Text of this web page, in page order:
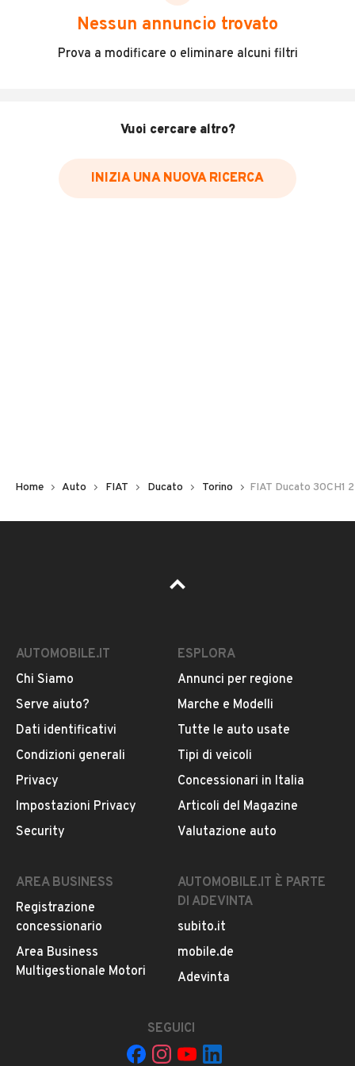
scegliere in modo trasparente e sicuro, come:
Incidenti in cui è stato coinvolto il veicolo
Data e luogo delle revisioni effettuate
Inserisci il numero di targa per verificare la disponibilità
Pubblicità
DESCRIZIONE
Puoi contattarci compilando il form nella pagina oppure
Professional
ALEXANDER PANETTA
telefonando al n° 011-19501720 oppure
MOSTRA NUMERO
oppure scrivendo ad alexander.panetta*torinoauto.it
PREZZO IMPONIBILE ESCLUSO IMPOSTE E VOLTURA
COMPRESA IN CASO DI ADESIONE ALLA NOSTRA
PROMOZIONE DEL MESE!!!!!
LEGGI TUTTO
INFORMAZIONI VEICOLO
Nessun annuncio trovato
Prova a modificare o eliminare alcuni filtri
Vuoi cercare altro?
INIZIA UNA NUOVA RICERCA
Home Auto FIAT Ducato Torino FIAT Ducato 30CH1
AUTOMOBILE.IT
Chi Siamo
Serve aiuto?
Dati identificativi
Condizioni generali
Privacy
Impostazioni Privacy
Security
ESPLORA
Annunci per regione
Marche e Modelli
Tutte le auto usate
Tipi di veicoli
Concessionari in Italia
Articoli del Magazine
Valutazione auto
AREA BUSINESS
Registrazione
concessionario
Area Business
Multigestionale Motori
AUTOMOBILE.IT È PARTE
DI ADEVINTA
subito.it
mobile.de
Adevinta
SEGUICI